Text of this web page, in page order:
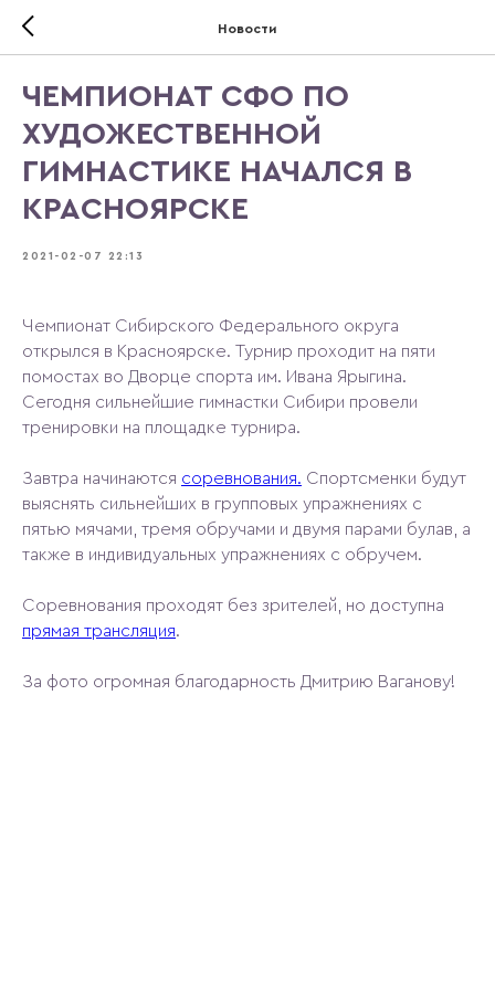
Новости
ЧЕМПИОНАТ СФО ПО
ХУДОЖЕСТВЕННОЙ
ГИМНАСТИКЕ НАЧАЛСЯ В
КРАСНОЯРСКЕ
2021-02-07 22:13
Чемпионат Сибирского Федерального округа
открылся в Красноярске. Турнир проходит на пяти
помостах во Дворце спорта им. Ивана Ярыгина.
Сегодня сильнейшие гимнастки Сибири провели
тренировки на площадке турнира.
Завтра начинаются соревнования. Спортсменки будут
выяснять сильнейших в групповых упражнениях с
пятью мячами, тремя обручами и двумя парами булав, а
также в индивидуальных упражнениях с обручем.
Соревнования проходят без зрителей, но доступна
прямая трансляция.
За фото огромная благодарность Дмитрию Ваганову!